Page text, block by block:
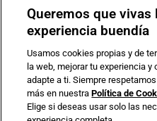
Compromiso de seguridad en
Queremos que vivas
experiencia buendía
Usamos cookies propias y de
la web, mejorar tu experiencia
adapte a ti. Siempre
más en nuestraPolítica de
Elige si deseas usar solo las